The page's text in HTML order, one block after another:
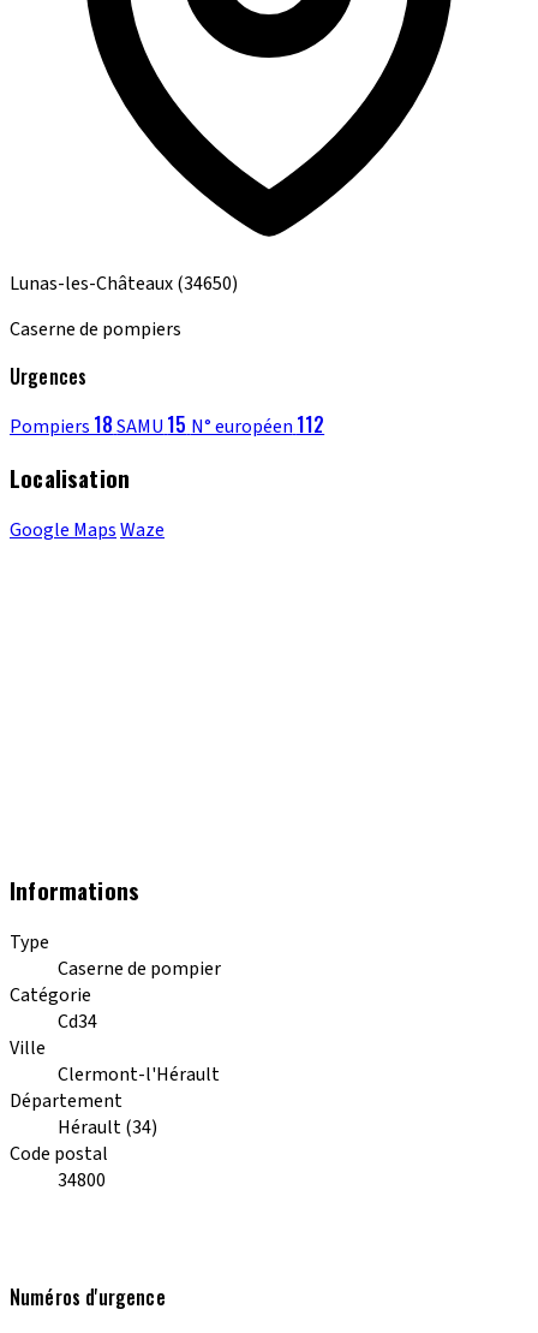
Lunas-les-Châteaux(34650)
Caserne de pompiers
Urgences
Pompiers 18SAMU 15 N° européen 112
Localisation
Google MapsWaze
Informations
Type
Caserne de pompier
Catégorie
Cd34
Ville
Clermont-l'Hérault
Département
Hérault (34)
Code postal
34800
Numéros d'urgence